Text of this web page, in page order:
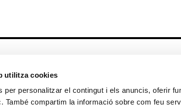
utilitza cookies
per personalitzar el contingut i els anuncis, oferir
També compartim la informació sobre com feu
Comunicació
Sol·licitud d’imatges